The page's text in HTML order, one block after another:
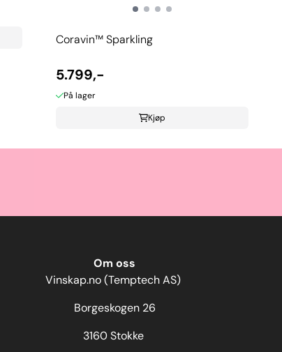
Coravin™ Sparkling
5.799,-
På lager
Kjøp
Om oss
Vinskap.no (Temptech AS)
Borgeskogen 26
3160 Stokke